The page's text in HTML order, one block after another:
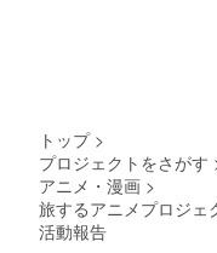
トップ >
プロジェクトをさがす
アニメ・漫画 >
旅するアニメプロジェ
活動報告